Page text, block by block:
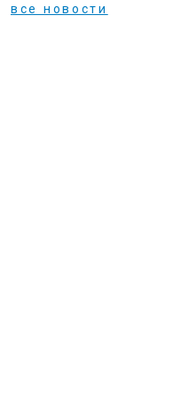
все новости